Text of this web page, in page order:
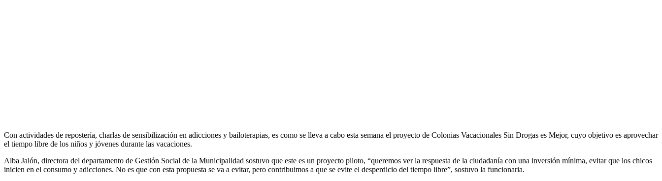
Con actividades de repostería, charlas de sensibilización en adicciones y bailoterapias, es como se lleva a cabo esta semana el proyecto de Colonias Vacacionales Sin Drogas es Mejor, cuyo objetivo es aprovechar
el tiempo libre de los niños y jóvenes durante las vacaciones.
Alba Jalón, directora del departamento de Gestión Social de la Municipalidad sostuvo que este es un proyecto piloto, “queremos ver la respuesta de la ciudadanía con una inversión mínima, evitar que los chicos
inicien en el consumo y adicciones. No es que con esta propuesta se va a evitar, pero contribuimos a que se evite el desperdicio del tiempo libre”, sostuvo la funcionaria.